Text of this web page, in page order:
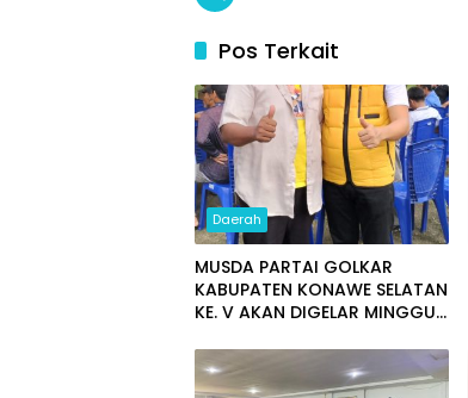
Pos Terkait
Daerah
MUSDA PARTAI GOLKAR
KABUPATEN KONAWE SELATAN
KE. V AKAN DIGELAR MINGGU